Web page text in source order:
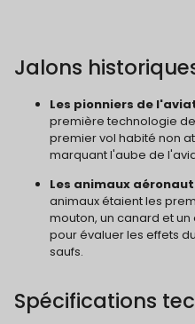
Jalons
Les pionniers de
première technologie
premier vol habité non
marquant l'aube de
Les animaux
animaux étaient les
mouton, un canard et
pour évaluer les effets
saufs.
Spécifications